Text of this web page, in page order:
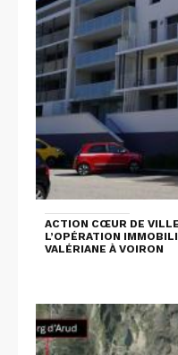
ACTION CŒUR DE
L’OPÉRATION
VALÉRIANE À VOIRON